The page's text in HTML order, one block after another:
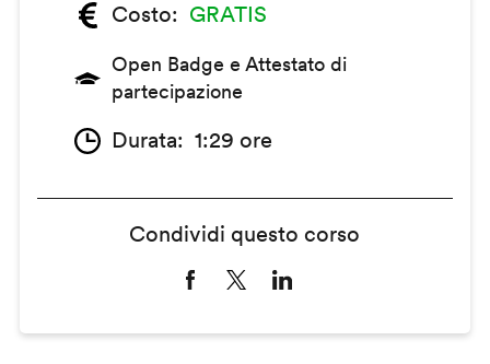
Costo
GRATIS
Open Badge e Attestato di
partecipazione
Durata 1:29 ore
Condividi questo corso